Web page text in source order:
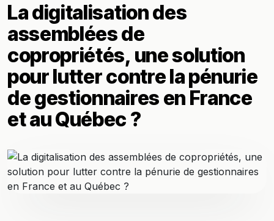
La digitalisation des
assemblées de
copropriétés, une solution
pour lutter contre la pénurie
de gestionnaires en France
et au Québec ?